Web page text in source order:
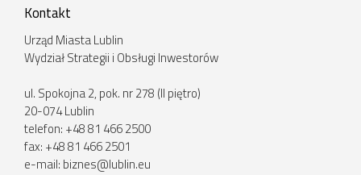
Kontakt
Urząd Miasta Lublin
Wydział Strategii i Obsługi Inwestorów
ul. Spokojna 2, pok. nr 278 (II piętro)
20-074 Lublin
telefon: +48 81 466 2500
fax: +48 81 466 2501
e-mail: biznes@lublin.eu